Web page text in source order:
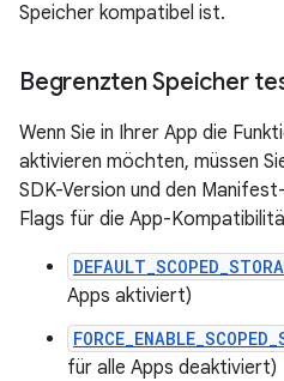
Speicher kompatibel ist.
Begrenzten Speicher
Wenn Sie in Ihrer App die
aktivieren möchten, müssen
SDK-Version und den
Flags für die App-
Apps aktiviert)
für alle Apps deaktiviert)